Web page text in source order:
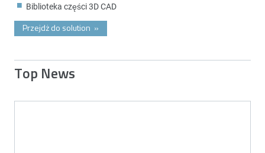
Biblioteka części 3D CAD
Przejdż do solution »
Top News